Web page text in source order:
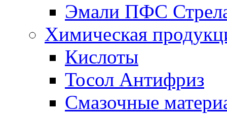
Эмали ПФС
Химическая
Кислоты
Тосол Антифриз
Смазочные